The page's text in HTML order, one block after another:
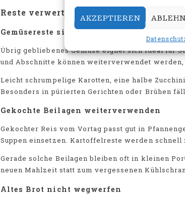
AKZEPTIEREN
Reste verwerten: praktische Ideen für
Gemüsereste sinnvoll nutzen
Übrig gebliebenes Gemüse eignet sich ideal für
und Abschnitte können weiterverwendet
Leicht schrumpelige Karotten, eine halbe
Besonders in pürierten Gerichten oder Brühen
Gekochte Beilagen weiterverwenden
Gekochter Reis vom Vortag passt gut in
Suppen einsetzen. Kartoffelreste werden
Gerade solche Beilagen bleiben oft in kleinen
neuen Mahlzeit statt zum vergessenen
Altes Brot nicht wegwerfen